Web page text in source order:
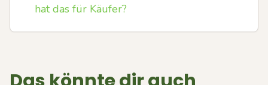
hat das für Käufer?